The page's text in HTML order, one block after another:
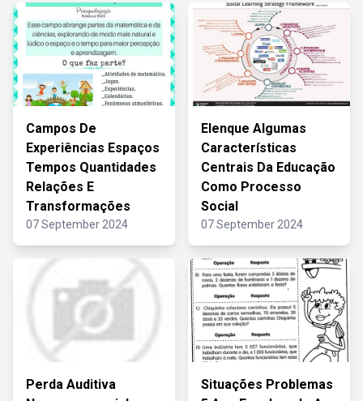
Campos De
Experiências Espaços
Tempos Quantidades
Relações E
Transformações
07 September 2024
Elenque Algumas
Características
Centrais Da Educação
Como Processo
Social
07 September 2024
Perda Auditiva
Situações Problemas